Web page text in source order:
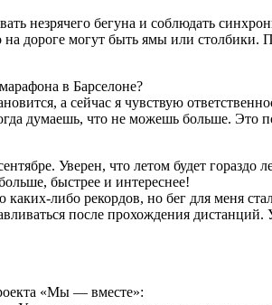
незрячего бегуна и соблюдать
дороге могут быть ямы или столбики.
в Барселоне?
а сейчас я чувствую
думаешь, что не можешь больше. Это
Уверен, что летом будет гораздо
быстрее и интереснее!
либо рекордов, но бег для меня
после прохождения
«Мы — вместе»: